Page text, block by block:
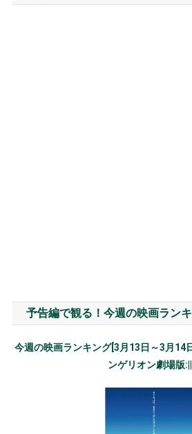
予告編で観る！今週の映画ラン
今週の映画ランキング[3月13日～3月14
ンゲリオン劇場版:||